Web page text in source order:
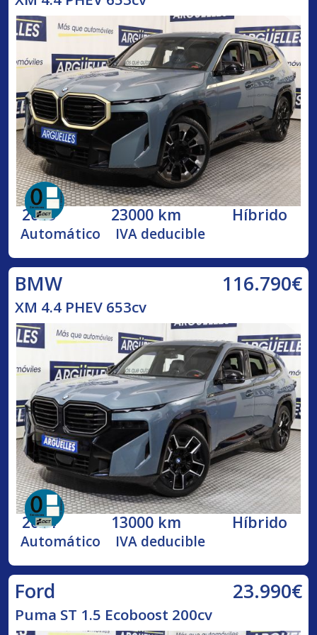
2023 23000 km Híbrido
Automático IVA deducible
BMW 116.790€
XM 4.4 PHEV 653cv
2024 13000 km Híbrido
Automático IVA deducible
Ford 23.990€
Puma ST 1.5 Ecoboost 200cv